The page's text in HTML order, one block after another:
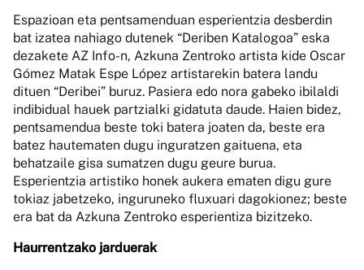
Espazioan eta pentsamenduan esperientzia desberdin
bat izatea nahiago dutenek “Deriben Katalogoa” eska
dezakete AZ Info-n, Azkuna Zentroko artista kide Oscar
Gómez Matak Espe López artistarekin batera landu
dituen “Deribei” buruz. Pasiera edo nora gabeko ibilaldi
indibidual hauek partzialki gidatuta daude. Haien bidez,
pentsamendua beste toki batera joaten da, beste era
batez hautematen dugu inguratzen gaituena, eta
behatzaile gisa sumatzen dugu geure burua.
Esperientzia artistiko honek aukera ematen digu gure
tokiaz jabetzeko, inguruneko fluxuari dagokionez; beste
era bat da Azkuna Zentroko esperientiza bizitzeko.
Haurrentzako jarduerak